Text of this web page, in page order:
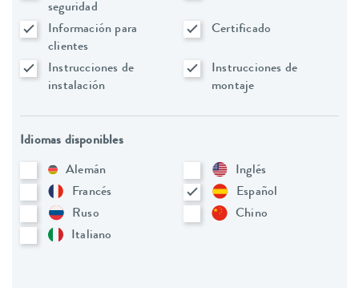
seguridad
Información para
clientes
Certificado
Instrucciones de
instalación
Instrucciones de
montaje
Idiomas disponibles
Alemán
Inglés
Francés
Español
Ruso
Chino
Italiano